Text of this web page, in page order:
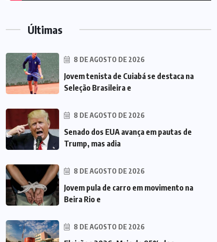
Últimas
8 DE AGOSTO DE 2026
Jovem tenista de Cuiabá se destaca na
Seleção Brasileira e
8 DE AGOSTO DE 2026
Senado dos EUA avança em pautas de
Trump, mas adia
8 DE AGOSTO DE 2026
Jovem pula de carro em movimento na
Beira Rio e
8 DE AGOSTO DE 2026